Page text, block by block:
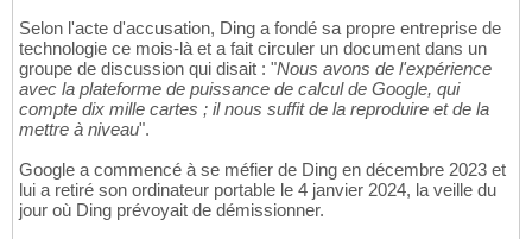
Selon l'acte d'accusation, Ding a fondé sa propre entreprise de
technologie ce mois-là et a fait circuler un document dans un
groupe de discussion qui disait : "Nous avons de l'expérience
avec la plateforme de puissance de calcul de Google, qui
compte dix mille cartes ; il nous suffit de la reproduire et de la
mettre à niveau".
Google a commencé à se méfier de Ding en décembre 2023 et
lui a retiré son ordinateur portable le 4 janvier 2024, la veille du
jour où Ding prévoyait de démissionner.